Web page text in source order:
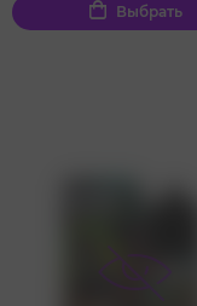
Выбрать